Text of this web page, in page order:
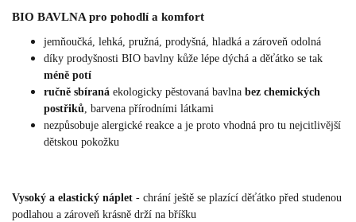
BIO BAVLNA pro pohodlí a komfort
jemňoučká, lehká, pružná, prodyšná, hladká a zároveň odolná
díky prodyšnosti BIO bavlny kůže lépe dýchá a děťátko se tak
méně potí
ručně sbíraná ekologicky pěstovaná bavlna bez chemických
postřiků, barvena přírodními látkami
nezpůsobuje alergické reakce a je proto vhodná pro tu nejcitlivější
dětskou pokožku
Vysoký a elastický náplet - chrání ještě se plazící děťátko před studenou
podlahou a zároveň krásně drží na bříšku